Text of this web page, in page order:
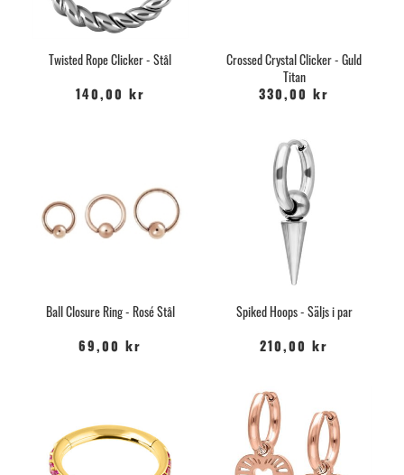
Twisted Rope Clicker - Stål
140,00 kr
Crossed Crystal Clicker - Guld
Titan
330,00 kr
Ball Closure Ring - Rosé Stål
69,00 kr
Spiked Hoops - Säljs i par
210,00 kr